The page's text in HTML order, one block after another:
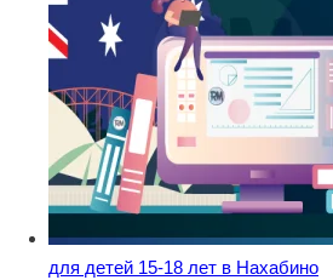
для детей 15-18 лет в Нахабино